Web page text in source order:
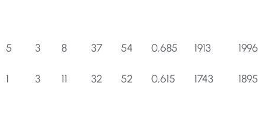
5 3 8 37 54 0,685 1913 1996
1 3 11 32 52 0,615 1743 1895